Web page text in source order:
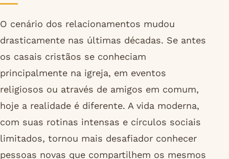
O cenário dos relacionamentos mudou
drasticamente nas últimas décadas. Se antes
os casais cristãos se conheciam
principalmente na igreja, em eventos
religiosos ou através de amigos em comum,
hoje a realidade é diferente. A vida moderna,
com suas rotinas intensas e círculos sociais
limitados, tornou mais desafiador conhecer
pessoas novas que compartilhem os mesmos